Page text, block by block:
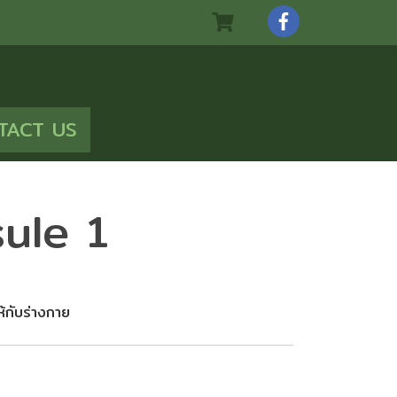
US
1
บร่างกาย